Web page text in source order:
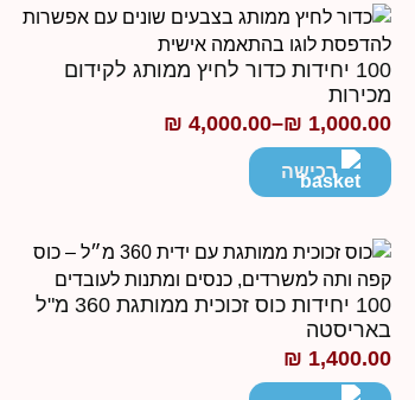
100 יחידות כדור לחיץ ממותג לקידום
מכירות
₪ 1,000.00
–
₪ 4,000.00
טווח
מחירים:רכישה
100 יחידות כוס זכוכית ממותגת 360 מ"ל
באריסטה
₪ 1,400.00